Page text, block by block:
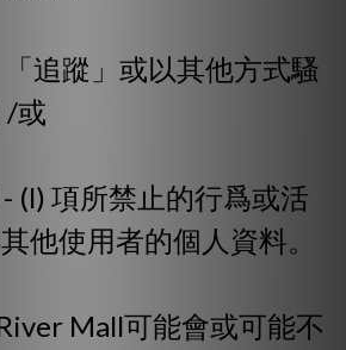
追蹤」或以其他方式騷
/或
(l) 項所禁止的行爲或活
他使用者的個人資料。
Mall可能會或可能不